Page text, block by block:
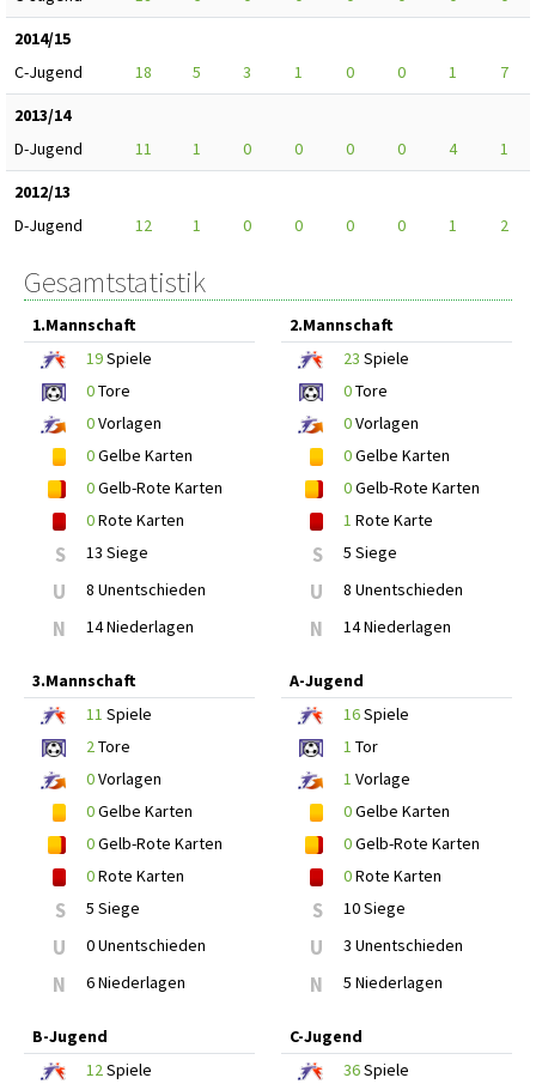
2014/15
C-Jugend
18 5 3 1 0 0 1
7
2013/14
D-Jugend
11 1 0 0 0 0 4
1
2012/13
D-Jugend
12 1 0 0 0 0 1 2
Gesamtstatistik
1.Mannschaft
19Spiele
0Tore
0Vorlagen
0Gelbe Karten
0Gelb-Rote Karten
0Rote Karten
S 13 Siege
U 8 Unentschieden
N 14 Niederlagen
2.Mannschaft
23 Spiele
0Tore
0Vorlagen
0Gelbe Karten
0Gelb-Rote Karten
1 Rote Karte
S 5 Siege
U 8 Unentschieden
N 14 Niederlagen
3.Mannschaft
11 Spiele
2Tore
0Vorlagen
0Gelbe Karten
0Gelb-Rote Karten
0Rote Karten
S 5 Siege
U 0 Unentschieden
N 6 Niederlagen
A-Jugend
16Spiele
1 Tor
1 Vorlage
0Gelbe Karten
0Gelb-Rote Karten
0Rote Karten
S 10 Siege
U 3 Unentschieden
N 5 Niederlagen
B-Jugend
12Spiele
C-Jugend
36Spiele